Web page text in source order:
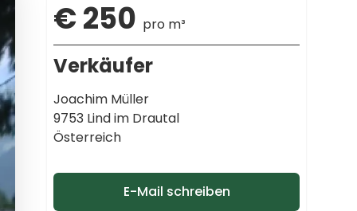
€ 250 pro m³
Verkäufer
Joachim Müller
9753 Lind im Drautal
Österreich
E-Mail schreiben